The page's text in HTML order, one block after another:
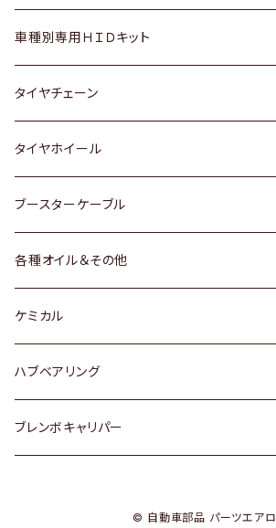
マツダ
三菱
スバル
レクサス
ダイハツ
マツダ
三菱
スバル
日産
いすゞ
ダイハツ
マツダ
三菱
スバル
スズキ
日産
ダイハツ
スバル
ホンダ
スズキ
日産
ダイハツ
マツダ
ホンダ
スズキ
日産
ダイハツ
マツダ
スバル
車種別専用ＨＩＤキット
トヨタ
マツダ
タイヤチェーン
タイヤホイール
トヨタ
ホンダ
スズキ
日産
ダイハツ
ブースターケーブル
各種オイル＆その他
ディーデル洗浄添加剤
ケミカル
ハブベアリング
トヨタ
ブレンボキャリパー
© 自動車部品 パーツエアロ